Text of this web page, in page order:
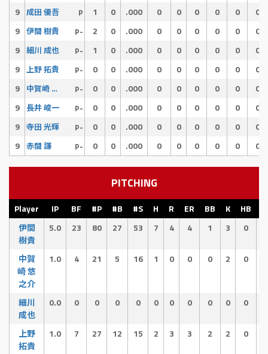
9 成田 優吾 P 1 0 .000 0 0 0 0 0
0
9 伊間 樹貴 P- 2 0 .000 0 0 0 0 0
0
9 細川 成也 P- 1 0 .000 0 0 0 0 0
0
9 上野 拓貴 P- 0 0 .000 0 0 0 0 0
0
9
中賀崎 悠之介 P- 0 0 .000 0 0 0 0 0
0
9 長井 峻一 P- 0 0 .000 0 0 0 0 0
0
9 寺田 光輝 P- 0 0 .000 0 0 0 0 0
0
9 赤間 謙 P- 0 0 .000 0 0 0 0 0 0
PITCHING
Player IP BF #P #B #S H R ER BB K HB
伊間
樹貴
5.0 23 80 27 53 7 4 4 1 3 0
中賀
崎 悠
之介
1.0 4 21 5 16 1 0 0 0 2 0
細川
成也
0.0 0 0 0 0 0 0 0 0 0 0
上野
拓貴
1.0 7 27 12 15 2 3 3 2 2 0